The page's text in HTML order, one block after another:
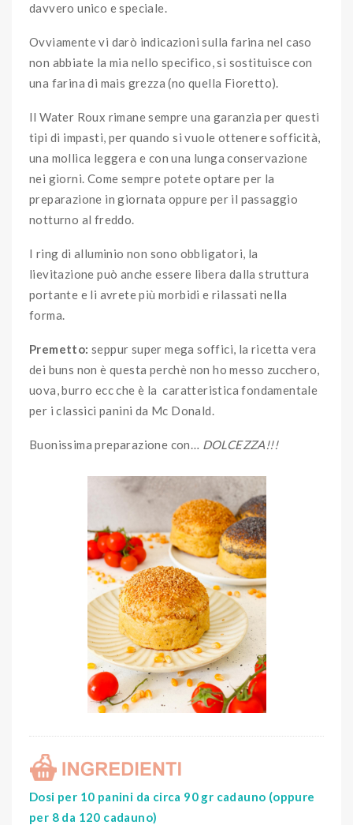
davvero unico e speciale.
Ovviamente vi darò indicazioni sulla farina nel caso
non abbiate la mia nello specifico, si sostituisce con
una farina di mais grezza (no quella Fioretto).
Il Water Roux rimane sempre una garanzia per questi
tipi di impasti, per quando si vuole ottenere sofficità,
una mollica leggera e con una lunga conservazione
nei giorni. Come sempre potete optare per la
preparazione in giornata oppure per il passaggio
notturno al freddo.
I ring di alluminio non sono obbligatori, la
lievitazione può anche essere libera dalla struttura
portante e li avrete più morbidi e rilassati nella
forma.
Premetto: seppur super mega soffici, la ricetta vera
dei buns non è questa perchè non ho messo zucchero,
uova, burro ecc che è la caratteristica fondamentale
per i classici panini da Mc Donald.
Buonissima preparazione con… DOLCEZZA!!!
Dosi per 10 panini da circa 90 gr cadauno (oppure
per 8 da 120 cadauno)